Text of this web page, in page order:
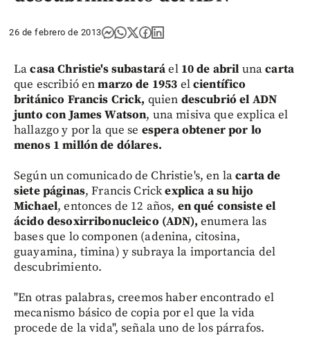
26 de febrero de 2013
Lacasa Christie's subastaráel 10 de abril unacarta
que escribió enmarzo de 1953 elcientífico
británico Francis Crick, quien descubrió el ADN
junto con James Watson, una misiva que explica el
hallazgo y por la que se espera obtener por lo
menos 1 millón de dólares.
Según un comunicado de Christie's, en lacarta de
siete páginas, Francis Crickexplica a su hijo
Michael, entonces de 12 años, en qué consiste el
ácido desoxirribonucleico (ADN), enumera las
bases que lo componen (adenina, citosina,
guayamina, timina) y subraya la importancia del
descubrimiento.
"En otras palabras, creemos haber encontrado el
mecanismo básico de copia por el que la vida
procede de la vida", señala uno de los párrafos.